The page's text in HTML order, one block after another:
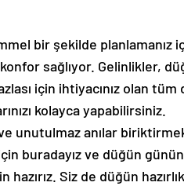
bir şekilde planlamanız
sağlıyor. Gelinlikler,
için ihtiyacınız olan
kolayca yapabilirsiniz.
unutulmaz anılar
buradayız ve düğün
Siz de düğün